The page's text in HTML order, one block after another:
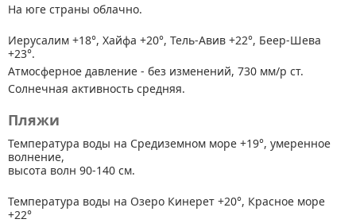
На юге страны облачно.
Иерусалим +18°, Хайфа +20°, Тель-Авив +22°, Беер-Шева
+23°.
Атмосферное давление - без изменений, 730 мм/р ст.
Солнечная активность средняя.
Пляжи
Температура воды на Средиземном море +19°, умеренное
волнение,
высота волн 90-140 см.
Температура воды на Озеро Кинерет +20°, Красное море
+22°